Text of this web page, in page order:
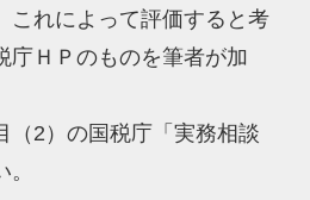
これによって評価すると考
庁ＨＰのものを筆者が加
2）の国税庁「実務相談